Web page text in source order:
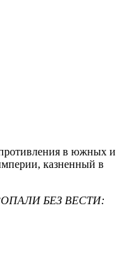
в южных и
казненный в
БЕЗ ВЕСТИ: